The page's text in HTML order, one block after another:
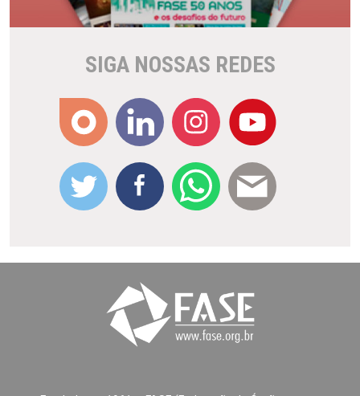
SIGA NOSSAS REDES